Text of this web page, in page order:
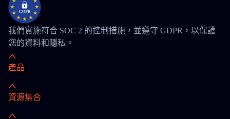
我們實施符合 SOC 2 的控制措施，並遵守 GDPR，以保護
您的資料和隱私。
產品
資源集合